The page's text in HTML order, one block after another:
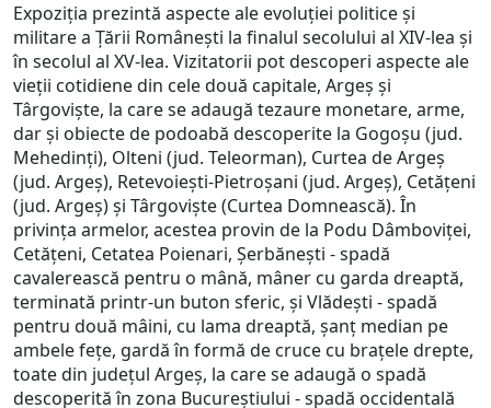
Expoziția prezintă aspecte ale evoluției politice și
militare a Țării Românești la finalul secolului al XIV-lea și
în secolul al XV-lea. Vizitatorii pot descoperi aspecte ale
vieții cotidiene din cele două capitale, Argeș și
Târgoviște, la care se adaugă tezaure monetare, arme,
dar și obiecte de podoabă descoperite la Gogoșu (jud.
Mehedinți), Olteni (jud. Teleorman), Curtea de Argeș
(jud. Argeș), Retevoiești-Pietroșani (jud. Argeș), Cetățeni
(jud. Argeș) și Târgoviște (Curtea Domnească). În
privința armelor, acestea provin de la Podu Dâmboviței,
Cetățeni, Cetatea Poienari, Șerbănești - spadă
cavalerească pentru o mână, mâner cu garda dreaptă,
terminată printr-un buton sferic, și Vlădești - spadă
pentru două mâini, cu lama dreaptă, șanț median pe
ambele fețe, gardă în formă de cruce cu brațele drepte,
toate din județul Argeș, la care se adaugă o spadă
descoperită în zona Bucureștiului - spadă occidentală